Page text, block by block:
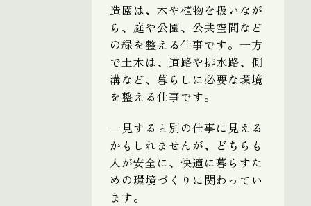
造園は、木や植物を扱いなが
ら、庭や公園、公共空間など
の緑を整える仕事です。一方
で土木は、道路や排水路、側
溝など、暮らしに必要な環境
を整える仕事です。
一見すると別の仕事に見える
かもしれませんが、どちらも
人が安全に、快適に暮らすた
めの環境づくりに関わってい
ます。